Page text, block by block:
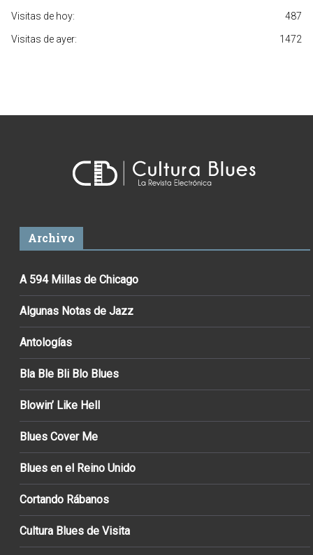
487
Visitas de hoy:
1472
Visitas de ayer:
Archivo
A 594 Millas de Chicago
Algunas Notas de Jazz
Antologías
Bla Ble Bli Blo Blues
Blowin’ Like Hell
Blues Cover Me
Blues en el Reino Unido
Cortando Rábanos
Cultura Blues de Visita